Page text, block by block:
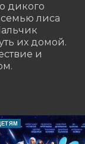
дикого
семью лиса
их домой.
и